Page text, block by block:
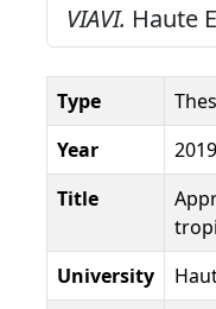
VIAVI. Haute
Type
Year
2019
Title
University